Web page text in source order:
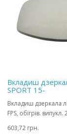
Вкладиш
SPORT 15-
Вкладиш дзеркала
FPS, обігрів. випукл.
603,72 грн.